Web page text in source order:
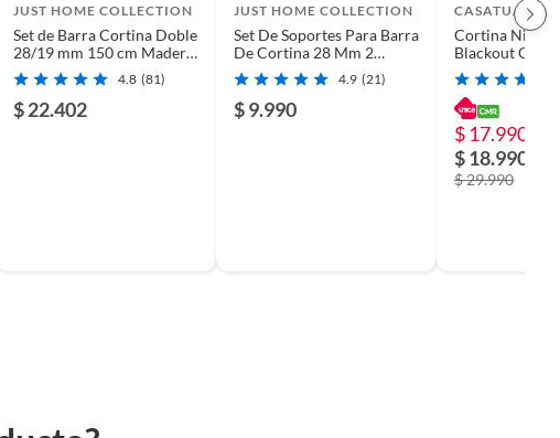
JUST HOME COLLECTION
Set de Barra Cortina Doble
28/19 mm 150 cm Madera
Natural
4.8 (81)
$ 22.402
JUST HOME COLLECTION
Set De Soportes Para Barra
De Cortina 28 Mm 2
Unidades Negro 4.9 (21)
$ 9.990
CASATUA
Cortina Niña
Blackout
$ 17.990
$ 18.990
$ 29.990